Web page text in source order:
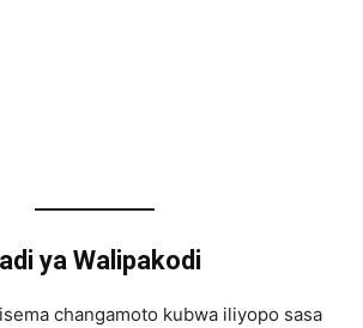
ya Walipakodi
changamoto kubwa iliyopo sasa